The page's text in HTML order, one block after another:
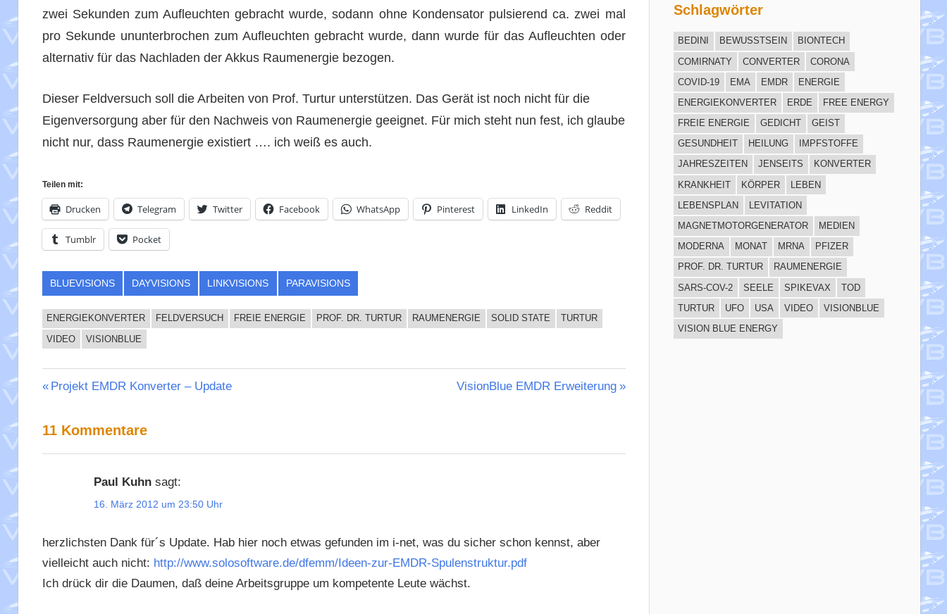
zwei Sekunden zum Aufleuchten gebracht wurde, sodann ohne Kondensator pulsierend ca. zwei mal
pro Sekunde ununterbrochen zum Aufleuchten gebracht wurde, dann wurde für das Aufleuchten oder
alternativ für das Nachladen der Akkus Raumenergie bezogen.
Dieser Feldversuch soll die Arbeiten von Prof. Turtur unterstützen. Das Gerät ist noch nicht für die
Eigenversorgung aber für den Nachweis von Raumenergie geeignet. Für mich steht nun fest, ich glaube
nicht nur, dass Raumenergie existiert …. ich weiß es auch.
Teilen mit:
Drucken Telegram Twitter Facebook WhatsApp Pinterest LinkedIn Reddit
Tumblr Pocket
BLUEVISIONS DAYVISIONS LINKVISIONS PARAVISIONS
ENERGIEKONVERTER FELDVERSUCH FREIE ENERGIE PROF. DR. TURTUR RAUMENERGIE SOLID STATE
TURTUR
VIDEO
VISIONBLUE
Beitragsnavigation
Vorheriger
Projekt EMDR Konverter – Update
Nächster
VisionBlue EMDR Erweiterung
11 Kommentare
Paul Kuhn sagt:
16. März 2012 um 23:50 Uhr
herzlichsten Dank für´s Update. Hab hier noch etwas gefunden im i-net, was du sicher schon kennst, aber
vielleicht auch nicht: http://www.solosoftware.de/dfemm/Ideen-zur-EMDR-Spulenstruktur.pdf
Ich drück dir die Daumen, daß deine Arbeitsgruppe um kompetente Leute wächst.
Schlagwörter
BEDINI BEWUSSTSEIN
BIONTECH
COMIRNATY
CONVERTER
CORONA
COVID-19
EMA EMDR
ENERGIE
ENERGIEKONVERTER
ERDE
FREE ENERGY
FREIE ENERGIE
GEDICHT
GEIST
GESUNDHEIT
HEILUNG
IMPFSTOFFE
JAHRESZEITEN
JENSEITS
KONVERTER
KRANKHEIT
KÖRPER
LEBEN
LEBENSPLAN
LEVITATION
MAGNETMOTORGENERATOR
MEDIEN
MODERNA
MONAT MRNA
PFIZER
PROF. DR. TURTUR
RAUMENERGIE
SARS-COV-2
SEELE SPIKEVAX
TOD
TURTUR
UFO USA VIDEO
VISIONBLUE
VISION BLUE ENERGY